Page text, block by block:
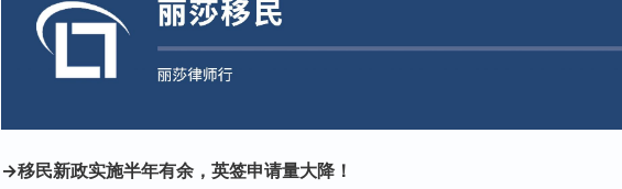
→移民新政实施半年有余，英签申请量大降！